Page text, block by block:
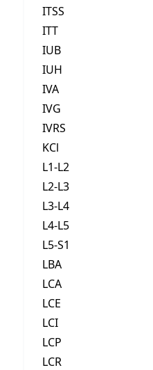
ITSS
ITT
IUB
IUH
IVA
IVG
IVRS
KCl
L1-L2
L2-L3
L3-L4
L4-L5
L5-S1
LBA
LCA
LCE
LCI
LCP
LCR